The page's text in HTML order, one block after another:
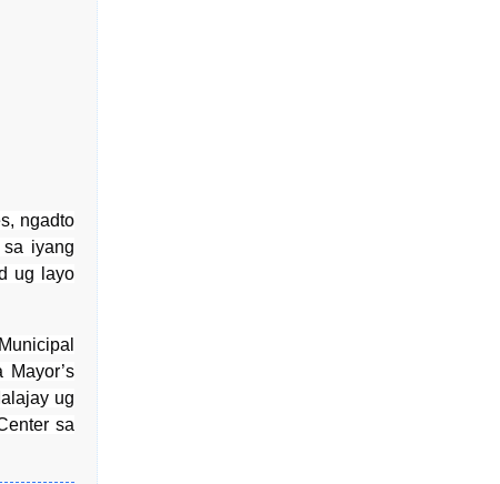
ngadto
iyang
ug layo
ug
sa